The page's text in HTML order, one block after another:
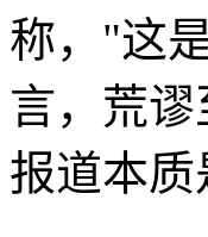
称，"这
言，荒
报道本